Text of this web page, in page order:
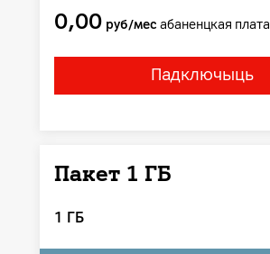
0,00 руб/мес абаненцкая плата
Падключыць
Пакет 1 ГБ
1 ГБ